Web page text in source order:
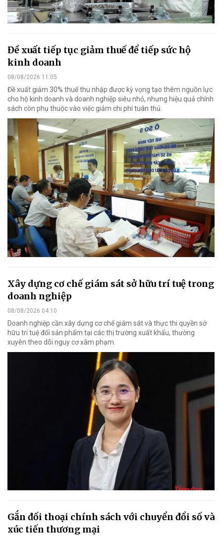
Đề xuất tiếp tục giảm thuế để tiếp sức hộ
kinh doanh
08/08/2026 11:05
Đề xuất giảm 30% thuế thu nhập được kỳ vọng tạo thêm nguồn lực
cho hộ kinh doanh và doanh nghiệp siêu nhỏ, nhưng hiệu quả chính
sách còn phụ thuộc vào việc giảm chi phí tuân thủ.
Xây dựng cơ chế giám sát sở hữu trí tuệ trong
doanh nghiệp
08/08/2026 04:10
Doanh nghiệp cần xây dựng cơ chế giám sát và thực thi quyền sở
hữu trí tuệ đối sản phẩm tại các thị trường xuất khẩu, thường
xuyên theo dõi nguy cơ xâm phạm.
Gắn đối thoại chính sách với chuyển đổi số và
xúc tiến thương mại